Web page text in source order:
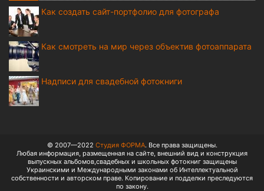
Как создать сайт-портфолио для фотографа
Как смотреть на мир через объектив фотоаппарата
Надписи для свадебной фотокниги
© 2007—2022 Студия ФОРМА. Все права защищены.
Любая информация, размещенная на сайте, внешний вид и конструкция
выпускных альбомов,свадебных и школьных фотокниг защищены
Украинскими и Международными законами об Интеллектуальной
собственности и авторском праве. Копирование и подделки преследуются
по закону.